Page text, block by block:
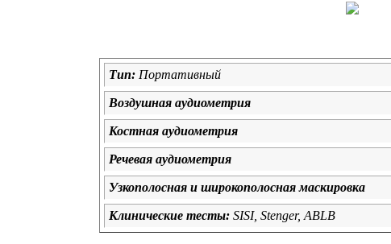
Тип: Портативный
Воздушная аудиометрия
Костная аудиометрия
Речевая аудиометрия
Узкополосная и широкополосная маскировка
Клинические тесты: SISI, Stenger, ABLB